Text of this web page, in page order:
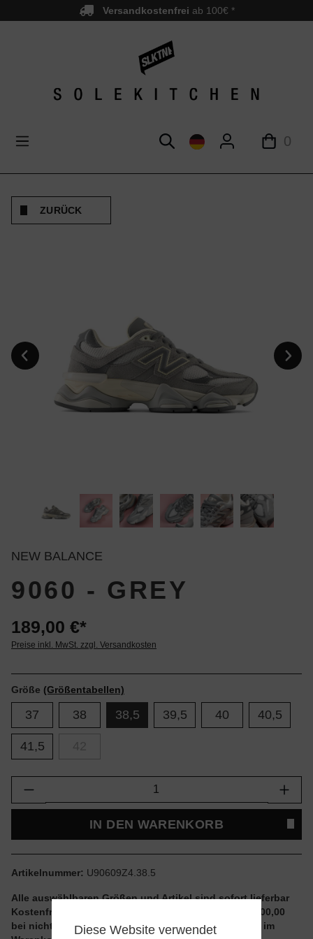
springen Versandkostenfrei ab 100€ *
0
ZURÜCK
NEW BALANCE
9060 - GREY
189,00 €*
Preise inkl. MwSt. zzgl. Versandkosten
Größe (Größentabellen)
37 38 38,5 39,5 40 40,5
41,5
Produkt Anzahl: Gib den gewünschten
IN DEN WARENKORB
Artikelnummer: U90609Z4.38.5
Alle auswählbaren Größen und Artikel sind sofort lieferbar
Kostenfreier Versand ab einem Einkaufswert von € 100,00
bei nicht reduzierten Artikeln und ohne Aktionscode im
Diese Website verwendet